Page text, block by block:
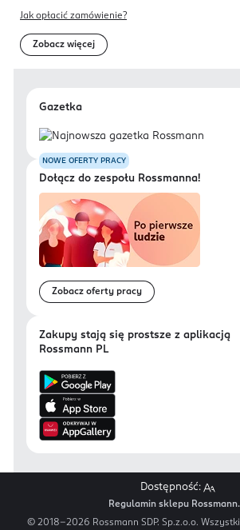
Jak opłacić zamówienie?
Zobacz więcej
Gazetka
NOWE OFERTY PRACY
Dołącz do zespołu Rossmanna!
Zobacz oferty pracy
Zakupy stają się prostsze z aplikacją
Rossmann PL
Dostępność:
Regulamin sklepu
© 2018-2026 Rossmann SDP. Sp.z.o.o.